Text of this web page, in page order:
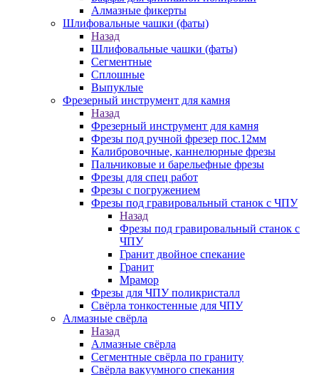
Алмазные фикерты
Шлифовальные чашки (фаты)
Назад
Шлифовальные чашки (фаты)
Сегментные
Сплошные
Выпуклые
Фрезерный инструмент для камня
Назад
Фрезерный инструмент для камня
Фрезы под ручной фрезер пос.12мм
Калибровочные, каннелюрные фрезы
Пальчиковые и барельефные фрезы
Фрезы для спец работ
Фрезы с погружением
Фрезы под гравировальный станок с ЧПУ
Назад
Фрезы под гравировальный станок с
ЧПУ
Гранит двойное спекание
Гранит
Мрамор
Фрезы для ЧПУ поликристалл
Свёрла тонкостенные для ЧПУ
Алмазные свёрла
Назад
Алмазные свёрла
Сегментные свёрла по граниту
Свёрла вакуумного спекания